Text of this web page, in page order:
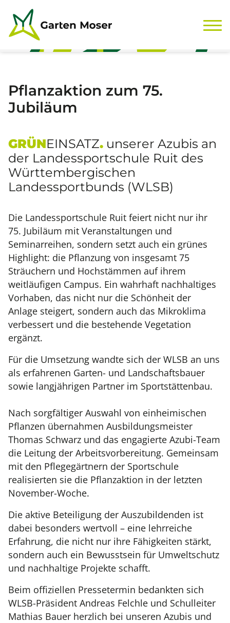
Zum Inhalt springen
Pflanzaktion zum 75.
Jubiläum
GRÜNEINSATZ. unserer Azubis an
der Landessportschule Ruit des
Württembergischen
Landessportbunds (WLSB)
Die Landessportschule Ruit feiert nicht nur ihr
75. Jubiläum mit Veranstaltungen und
Seminarreihen, sondern setzt auch ein grünes
Highlight: die Pflanzung von insgesamt 75
Sträuchern und Hochstämmen auf ihrem
weitläufigen Campus. Ein wahrhaft nachhaltiges
Vorhaben, das nicht nur die Schönheit der
Anlage steigert, sondern auch das Mikroklima
verbessert und die bestehende Vegetation
ergänzt.
Für die Umsetzung wandte sich der WLSB an uns
als erfahrenen Garten- und Landschaftsbauer
sowie langjährigen Partner im Sportstättenbau.
Nach sorgfältiger Auswahl von einheimischen
Pflanzen übernahmen Ausbildungsmeister
Thomas Schwarz und das engagierte Azubi-Team
die Leitung der Arbeitsvorbereitung. Gemeinsam
mit den Pflegegärtnern der Sportschule
realisierten sie die Pflanzaktion in der letzten
November-Woche.
Die aktive Beteiligung der Auszubildenden ist
dabei besonders wertvoll – eine lehrreiche
Erfahrung, die nicht nur ihre Fähigkeiten stärkt,
sondern auch ein Bewusstsein für Umweltschutz
und nachhaltige Projekte schafft.
Beim offiziellen Pressetermin bedankten sich
WLSB-Präsident Andreas Felchle und Schulleiter
Mathias Bauer herzlich bei unseren Azubis und